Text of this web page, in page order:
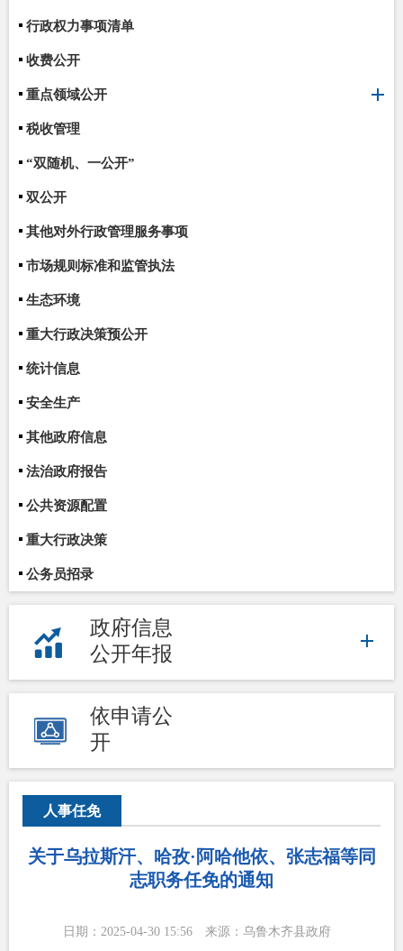
行政权力事项清单
收费公开
重点领域公开
税收管理
“双随机、一公开”
双公开
其他对外行政管理服务事项
市场规则标准和监管执法
生态环境
重大行政决策预公开
统计信息
安全生产
其他政府信息
法治政府报告
公共资源配置
重大行政决策
公务员招录
政府信息
公开年报
依申请公
开
人事任免
关于乌拉斯汗、哈孜·阿哈他依、张志福等同
志职务任免的通知
日期：2025-04-30 15:56 来源：乌鲁木齐县政府